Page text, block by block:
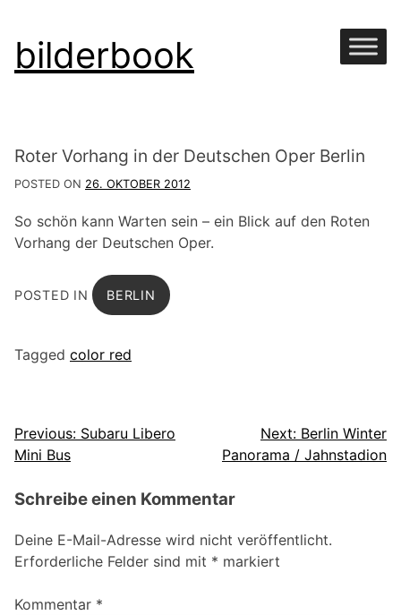
Skip
to
bilderbook
Roter Vorhang in der Deutschen Oper Berlin
POSTED ON 26. OKTOBER 2012
So schön kann Warten sein – ein Blick auf den Roten
Vorhang der Deutschen Oper.
POSTED IN BERLIN
Tagged color red
Beitragsnavigation
Previous: Subaru Libero
Mini Bus
Next: Berlin Winter
Panorama / Jahnstadion
Schreibe einen Kommentar
Deine E-Mail-Adresse wird nicht veröffentlicht.
Erforderliche Felder sind mit * markiert
Kommentar *